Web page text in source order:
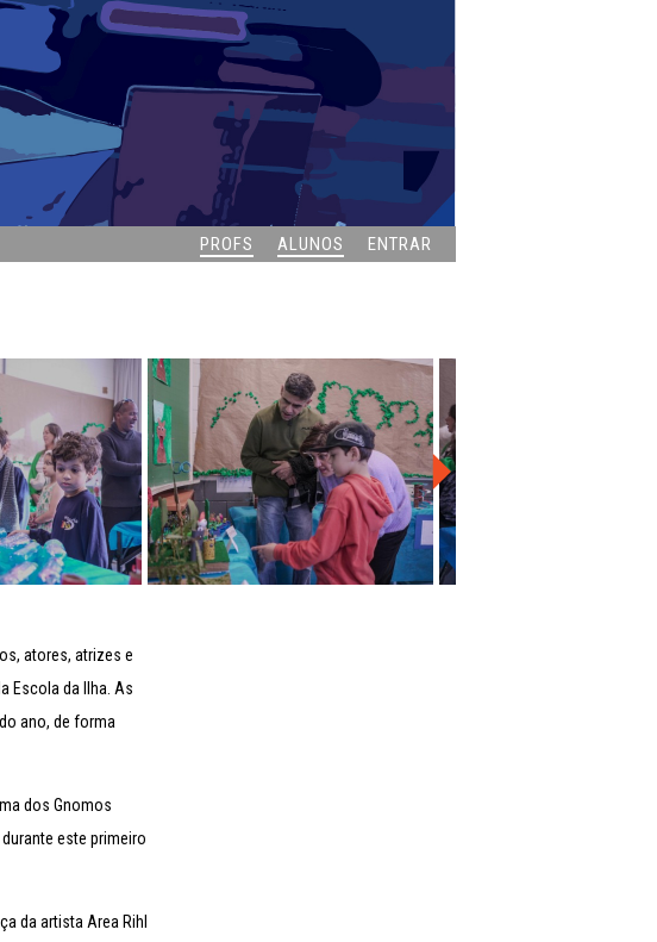
ENTRAR
ALUNOS
PROFS
atores, atrizes e
Escola da Ilha. As
ano, de forma
dos Gnomos
este primeiro
da artista Area Rihl